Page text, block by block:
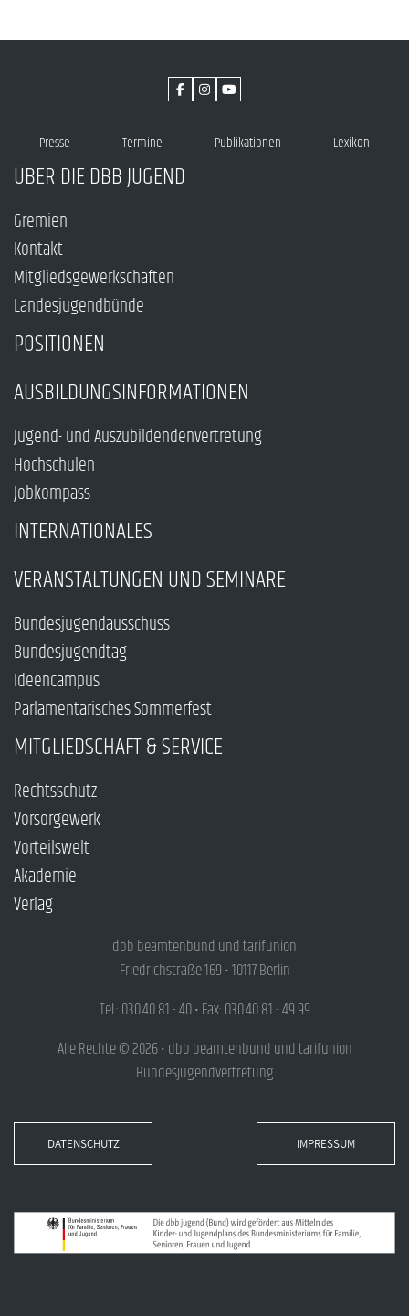
Presse Termine Publikationen Lexikon
ÜBER DIE DBB JUGEND
Gremien
Kontakt
Mitgliedsgewerkschaften
Landesjugendbünde
POSITIONEN
AUSBILDUNGSINFORMATIONEN
Jugend- und Auszubildendenvertretung
Hochschulen
Jobkompass
INTERNATIONALES
VERANSTALTUNGEN UND SEMINARE
Bundesjugendausschuss
Bundesjugendtag
Ideencampus
Parlamentarisches Sommerfest
MITGLIEDSCHAFT & SERVICE
Rechtsschutz
Vorsorgewerk
Vorteilswelt
Akademie
Verlag
dbb beamtenbund und tarifunion
Friedrichstraße 169 • 10117 Berlin
Tel.: 030.40 81 - 40 • Fax: 030.40 81 - 49 99
Alle Rechte © 2026 • dbb beamtenbund und tarifunion
Bundesjugendvertretung
DATENSCHUTZ IMPRESSUM